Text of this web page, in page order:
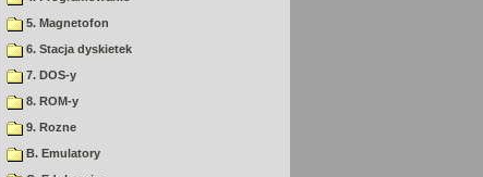
5. Magnetofon
6. Stacja dyskietek
7. DOS-y
8. ROM-y
9. Rozne
B. Emulatory